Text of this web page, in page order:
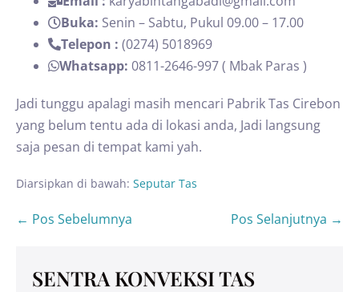
Buka: Senin – Sabtu, Pukul 09.00 – 17.00
Telepon : (0274) 5018969
Whatsapp: 0811-2646-997 ( Mbak Paras )
Jadi tunggu apalagi masih mencari Pabrik Tas Cirebon
yang belum tentu ada di lokasi anda, Jadi langsung
saja pesan di tempat kami yah.
Diarsipkan di bawah: Seputar Tas
← Pos Sebelumnya Pos Selanjutnya →
SENTRA KONVEKSI TAS